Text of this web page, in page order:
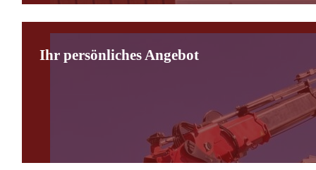
Ihr persönliches Angebot